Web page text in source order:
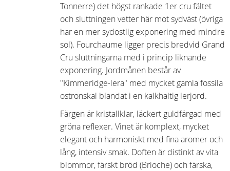
Tonnerre) det högst rankade 1er cru fältet
och sluttningen vetter här mot sydväst (övriga
har en mer sydostlig exponering med mindre
sol). Fourchaume ligger precis bredvid Grand
Cru sluttningarna med i princip liknande
exponering. Jordmånen består av
"Kimmeridge-lera" med mycket gamla fossila
ostronskal blandat i en kalkhaltig lerjord.
Färgen är kristallklar, läckert guldfärgad med
gröna reflexer. Vinet är komplext, mycket
elegant och harmoniskt med fina aromer och
lång, intensiv smak. Doften är distinkt av vita
blommor, färskt bröd (Brioche) och färska,